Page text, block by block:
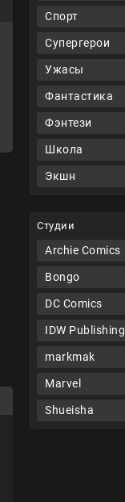
Спорт
Супергерои
Ужасы
Фантастика
Фэнтези
Школа
Экшн
Студии
Archie Comics
Bongo
DC Comics
IDW Publishing
markmak
Marvel
Shueisha